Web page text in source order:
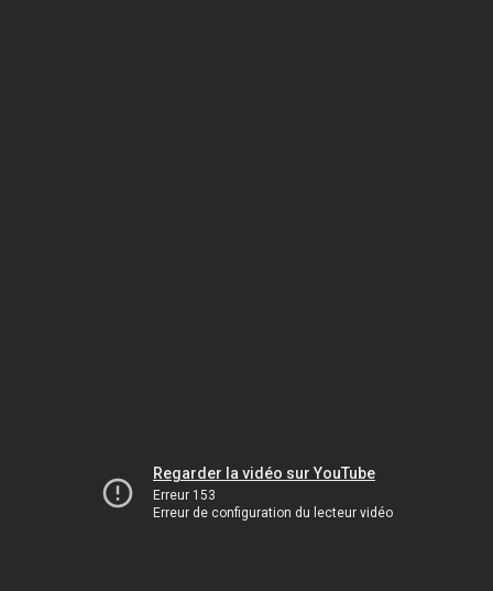
Regarder la vidéo sur YouTube
Erreur 153
Erreur de configuration du lecteur vidéo